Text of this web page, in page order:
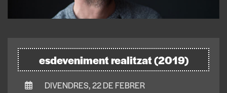
esdeveniment realitzat (2019)
DIVENDRES, 22 DE FEBRER